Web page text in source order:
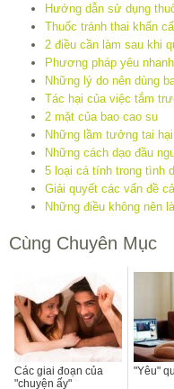
Hướng dẫn sử dụng
Thuốc tránh thai khẩn
2 điều cần làm sau khi
Phương pháp yêu
Những lý do nên dùng
Tác hại của việc tắm
2 mặt của bao cao su
Những lầm tưởng tai
Những cách dạo đầu
5 loại cá tính trong tình
Giải quyết các vấn đề
Những điều không nên
Cùng Chuyên Mục
Các giai đoạn của
"chuyện ấy"
"Yêu"